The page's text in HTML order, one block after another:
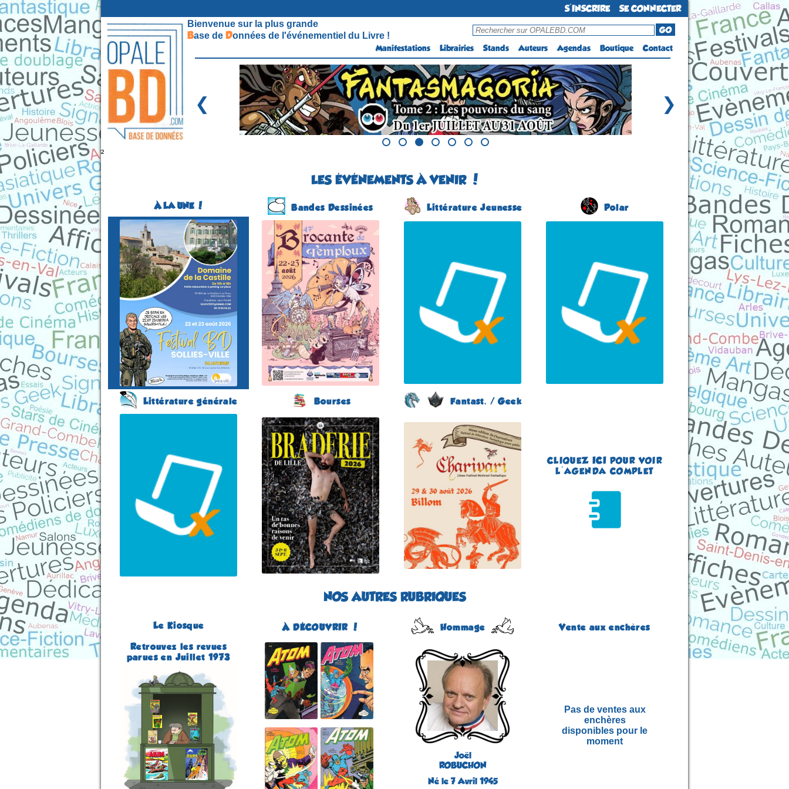
S'INSCRIRE
SE CONNECTER
Bienvenue sur la plus grande
Base de Données de l'événementiel du Livre !
GO
Manifestations
Librairies Stands Auteurs Agendas Boutique Contact
❮ ❯
²
LES ÉVÉNEMENTS À VENIR !
À LA UNE ! Bandes Dessinées Littérature Jeunesse
Polar
Festival BD
(1ére édition)
SOLLIES-VILLE
(Var - France)
du 22 au 23 août 2026
d'informations
Festival BD Temploux
(39 éme édition)
TEMPLOUX
(Namur - Belgique)
du 22 au 23 août 2026
Plus d'informations
Salon du Livre Jeunesse
(Corrèze - France)
le 5 septembre 2026
Plus d'informations
Salon du Livre Policier
(Finistère - France)
du 22 au 23 août 2026
Plus d'informations
Littérature générale Bourses
Fantast. / Geek
(Ardèche - France)
le 30 août 2026
Plus d'informations
Braderie de la BD
(11 éme édition)
LILLE
(Nord - France)
du 5 au 6 septembre
2026
Plus d'informations
Fantastique
Chariva'Livres
(10 éme édition)
BILLOM
(Puy-de-Dôme -
France)
du 29 au 30 août 2026
Plus d'informations
CLIQUEZ ICI POUR VOIR
L'AGENDA COMPLET
NOS AUTRES RUBRIQUES
Le Kiosque À DÉCOUVRIR ! Hommage
Vente aux enchères
Retrouvez les revues
parues en Juillet 1973
Atom
Édité par Arédit
Dans la collection Pop
Magazine
Dans la catégorie
REVUES
Plus d'informations
Joël
ROBUCHON
Né le 7 Avril 1945
Pas de ventes aux
enchères
disponibles pour le
moment